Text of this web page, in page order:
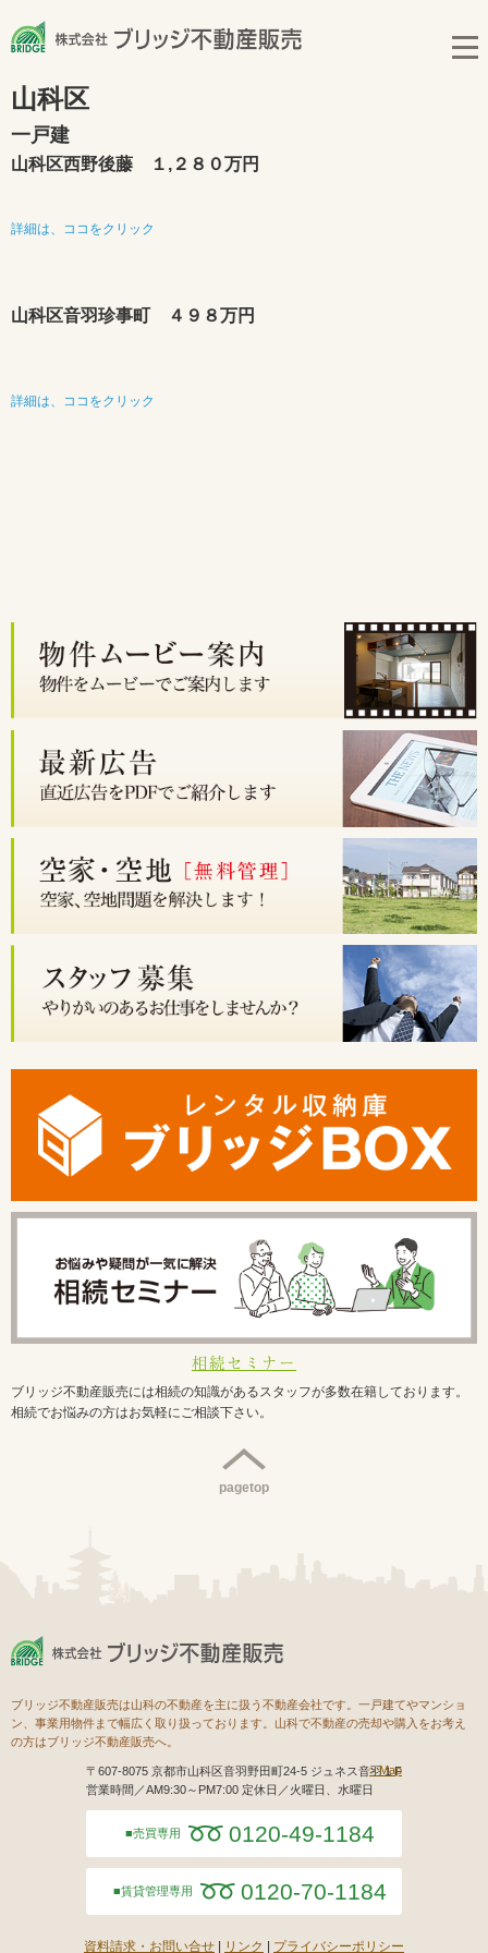
山科区
一戸建
山科区西野後藤 １,２８０万円
詳細は、ココをクリック
山科区音羽珍事町 ４９８万円
詳細は、ココをクリック
相続セミナー
ブリッジ不動産販売には相続の知識があるスタッフが多数在籍しております。
相続でお悩みの方はお気軽にご相談下さい。
pagetop
ブリッジ不動産販売は山科の不動産を主に扱う不動産会社です。一戸建てやマンショ
ン、事業用物件まで幅広く取り扱っております。山科で不動産の売却や購入をお考え
の方はブリッジ不動産販売へ。
Map
〒607-8075 京都市山科区音羽野田町24-5 ジュネス音羽１F
営業時間／AM9:30～PM7:00 定休日／火曜日、水曜日
売買専用 0120-49-1184
賃貸管理専用 0120-70-1184
資料請求・お問い合せ リンク プライバシーポリシー